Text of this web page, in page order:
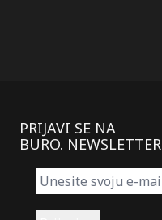
PRIJAVI SE NA
BURO. NEWSLETTER